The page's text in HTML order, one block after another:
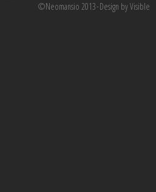
©Neomansio 2013 Design by Visible